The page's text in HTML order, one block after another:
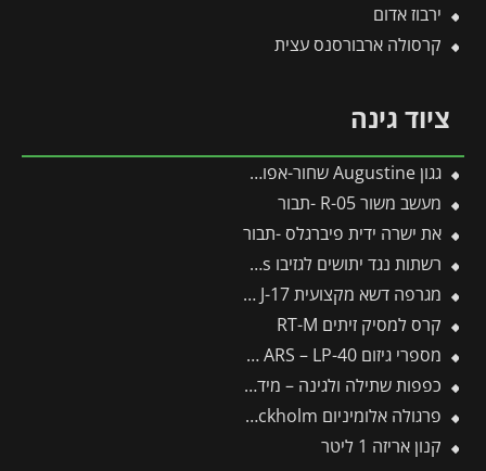
ירבוז אדום
קרסולה ארבורסנס עצית
ציוד גינה
גגון Augustine שחור-אפור 1.1*0.9 מבית פלרם – Canopia
מעשב משור R-05 -תבור
את ישרה ידית פיברגלס -תבור
רשתות נגד יתושים לגזיבו 4.3X6.1 Dallas מבית פלרם – Canopia
מגרפה דשא מקצועית J-17 -תבור
קרס למסיק זיתים RT-M
מספרי גיזום ARS – LP-40 -תבור
כפפות שתילה ולגינה – מידה 8 SOIL8 GH-BO8 – WOLF
פרגולה אלומיניום Stockholm שקופה 3.4X5.9 עיצוב מודרני מבית Canopia
קנון אריזה 1 ליטר